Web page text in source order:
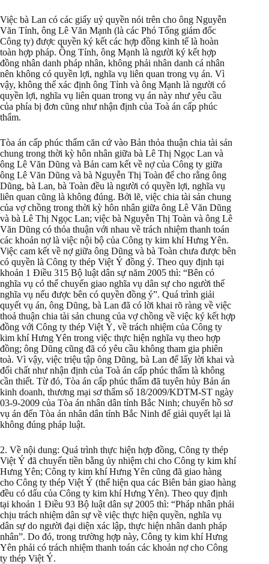
Việc bà Lan có các giấy uỷ quyền nói trên cho ông Nguyễn
Văn Tỉnh, ông Lê Văn Mạnh (là các Phó Tổng giám đốc
Công ty) được quyền ký kết các hợp đồng kinh tế là hoàn
toàn hợp pháp. Ông Tỉnh, ông Mạnh là người ký kết hợp
đồng nhân danh pháp nhân, không phải nhân danh cá nhân
nên không có quyền lợi, nghĩa vụ liên quan trong vụ án. Vì
vậy, không thể xác định ông Tỉnh và ông Mạnh là người có
quyền lợi, nghĩa vụ liên quan trong vụ án này như yêu cầu
của phía bị đơn cũng như nhận định của Toà án cấp phúc
thẩm.
Tòa án cấp phúc thẩm căn cứ vào Bản thỏa thuận chia tài sản
chung trong thời kỳ hôn nhân giữa bà Lê Thị Ngọc Lan và
ông Lê Văn Dũng và Bản cam kết về nợ của Công ty giữa
ông Lê Văn Dũng và bà Nguyễn Thị Toàn để cho rằng ông
Dũng, bà Lan, bà Toàn đều là người có quyền lợi, nghĩa vụ
liên quan cũng là không đúng. Bởi lẽ, việc chia tài sản chung
của vợ chồng trong thời kỳ hôn nhân giữa ông Lê Văn Dũng
và bà Lê Thị Ngọc Lan; việc bà Nguyễn Thị Toàn và ông Lê
Văn Dũng có thỏa thuận với nhau về trách nhiệm thanh toán
các khoản nợ là việc nội bộ của Công ty kim khí Hưng Yên.
Việc cam kết về nợ giữa ông Dũng và bà Toàn chưa được bên
có quyền là Công ty thép Việt Ý đồng ý. Theo quy định tại
khoản 1 Điều 315 Bộ luật dân sự năm 2005 thì: “Bên có
nghĩa vụ có thể chuyển giao nghĩa vụ dân sự cho người thế
nghĩa vụ nếu được bên có quyền đồng ý”. Quá trình giải
quyết vụ án, ông Dũng, bà Lan đã có lời khai rõ ràng về việc
thoả thuận chia tài sản chung của vợ chồng về việc ký kết hợp
đồng với Công ty thép Việt Ý, về trách nhiệm của Công ty
kim khí Hưng Yên trong việc thực hiện nghĩa vụ theo hợp
đồng; ông Dũng cũng đã có yêu cầu không tham gia phiên
toà. Vì vậy, việc triệu tập ông Dũng, bà Lan để lấy lời khai và
đối chất như nhận định của Toà án cấp phúc thẩm là không
cần thiết. Từ đó, Tòa án cấp phúc thẩm đã tuyên hủy Bản án
kinh doanh, thương mại sơ thẩm số 18/2009/KDTM-ST ngày
03-9-2009 của Tòa án nhân dân tỉnh Bắc Ninh; chuyển hồ sơ
vụ án đến Tòa án nhân dân tỉnh Bắc Ninh để giải quyết lại là
không đúng pháp luật.
2. Về nội dung: Quá trình thực hiện hợp đồng, Công ty thép
Việt Ý đã chuyển tiền bằng ủy nhiệm chi cho Công ty kim khí
Hưng Yên; Công ty kim khí Hưng Yên cũng đã giao hàng
cho Công ty thép Việt Ý (thể hiện qua các Biên bản giao hàng
đều có dấu của Công ty kim khí Hưng Yên). Theo quy định
tại khoản 1 Điều 93 Bộ luật dân sự 2005 thì: “Pháp nhân phải
chịu trách nhiệm dân sự về việc thực hiện quyền, nghĩa vụ
dân sự do người đại diện xác lập, thực hiện nhân danh pháp
nhân”. Do đó, trong trường hợp này, Công ty kim khí Hưng
Yên phải có trách nhiệm thanh toán các khoản nợ cho Công
ty thép Việt Ý.